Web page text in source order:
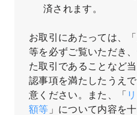
済されます。
お取引にあたっては、
等を必ずご覧いただき
た取引であることなど
認事項を満たしたうえ
意ください。また、「
額等 」について内容を